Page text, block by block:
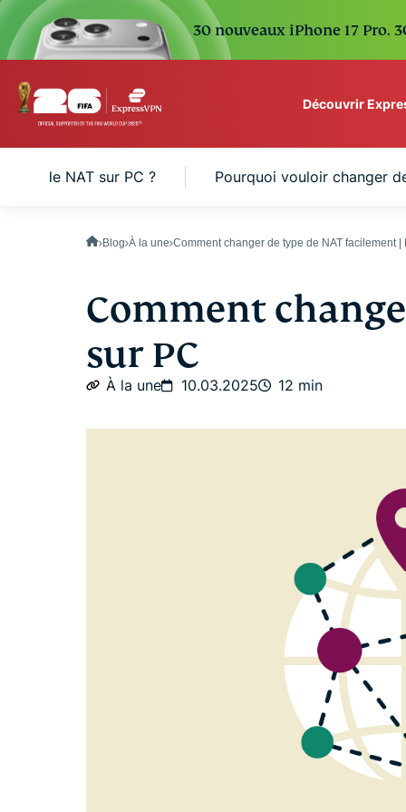
30 nouveaux iPhone 17
Découvrir
VPN protection for
de NAT sur PC ? Pourquoi vouloir changer
Blog À la une Comment changer de type de NAT facilement |
Comment
sur PC
À la une 10.03.2025 12 min